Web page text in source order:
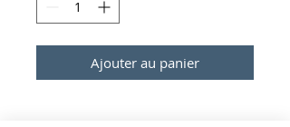
Ajouter au panier